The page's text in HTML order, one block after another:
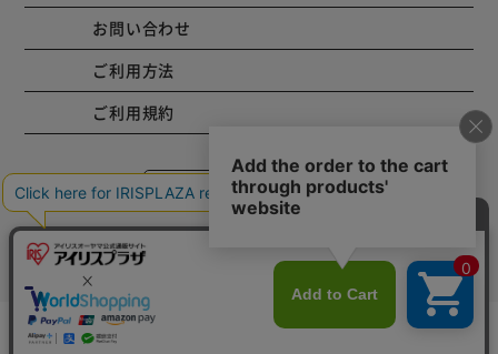
お問い合わせ
ご利用方法
ご利用規約
コーポレートサイト
Copyright © 2001 IRISPLAZA. ALL Rights Reserved.